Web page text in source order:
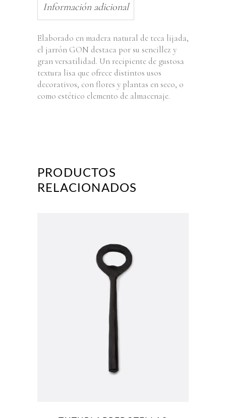
Información adicional
Elaborado en madera natural de teca lijada,
el jarrón GON destaca por su sencillez y
gran versatilidad. Un recipiente de gustosa
textura lisa que ofrece distintos usos
decorativos, con flores y plantas en seco, o
como estético elemento de almacenaje.
PRODUCTOS
RELACIONADOS